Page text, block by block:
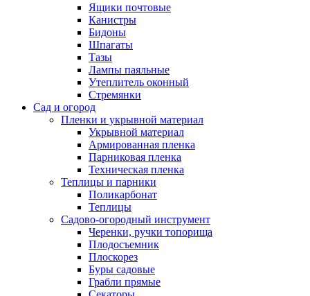
Ящики почтовые
Канистры
Бидоны
Шпагаты
Тазы
Лампы паяльные
Утеплитель оконный
Стремянки
Сад и огород
Пленки и укрывной материал
Укрывной материал
Армированная пленка
Парниковая пленка
Техническая пленка
Теплицы и парники
Поликарбонат
Теплицы
Садово-огородный инструмент
Черенки, ручки топорища
Плодосъемник
Плоскорез
Буры садовые
Грабли прямые